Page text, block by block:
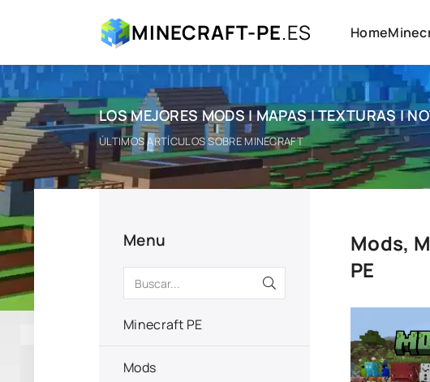
MINECRAFT-PE.ES Home
LOS MEJORES MODS | MAPAS | TEXTURAS |
ÚLTIMOS ARTÍCULOS SOBRE MINECRAFT
Mods,
PE
Menu
Minecraft PE
Mods